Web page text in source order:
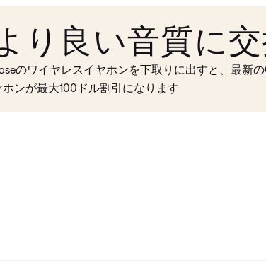
より良い音質に
のワイヤレスイヤホンを下取りに出すと、最新
ホンが最大100ドル割引になります